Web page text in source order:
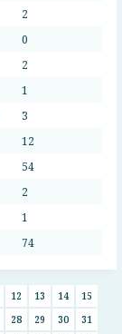
2
0
2
1
3
12
54
2
1
74
12 13 14
15
28 29 30
31